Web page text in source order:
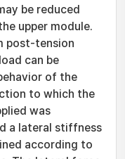
be reduced
upper module.
post-tension
can be
of the
to which the
was
a lateral stiffness
according to